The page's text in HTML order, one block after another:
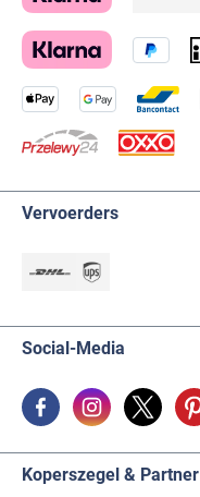
Vervoerders
Social-Media
Koperszegel & Partner